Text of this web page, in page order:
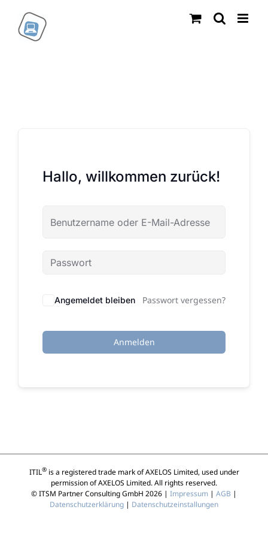
Inhalt
springen
Hallo, willkommen zurück!
Angemeldet bleiben Passwort vergessen?
Anmelden
ITIL®is a registered trade mark of AXELOS Limited, used under
permission of AXELOS Limited. All rights reserved.
© ITSM Partner Consulting GmbH 2026 | Impressum | AGB |
Datenschutzerklärung | Datenschutzeinstallungen